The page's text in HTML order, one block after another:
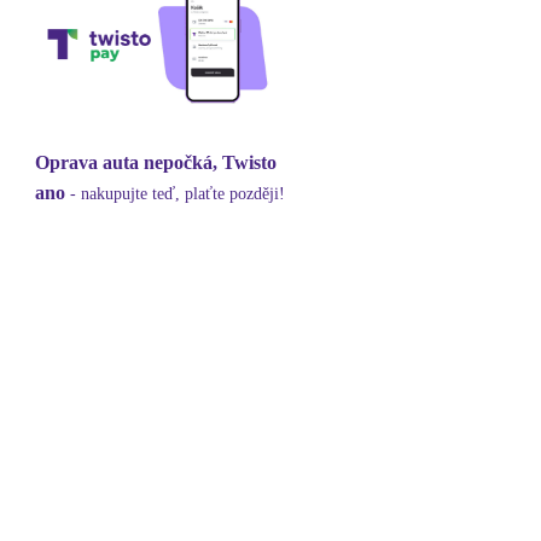
Oprava auta nepočká, Twisto
ano - nakupujte teď, plaťte později!